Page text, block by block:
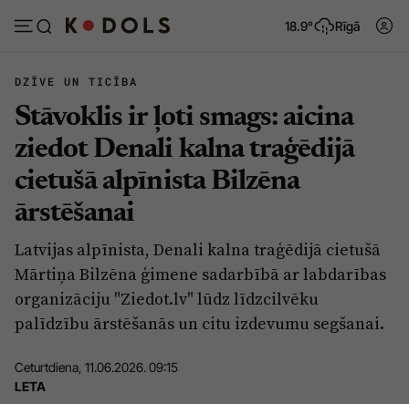
18.9° Rīgā
Abonēt Pieslēgties
Ziņas
Politika
Pašvaldības
Izglītība
Veselība
Ģimene
Vide
Tēmas
Dzīve un ticība
Ekonomika
Krimināli
DZĪVE UN TICĪBA
Stāvoklis ir ļoti smags: aicina
ziedot Denali kalna traģēdijā
cietušā alpīnista Bilzēna
ārstēšanai
Latvijas alpīnista, Denali kalna traģēdijā cietušā
Mārtiņa Bilzēna ģimene sadarbībā ar labdarības
organizāciju "Ziedot.lv" lūdz līdzcilvēku
palīdzību ārstēšanās un citu izdevumu segšanai.
Ceturtdiena, 11.06.2026. 09:15
LETA